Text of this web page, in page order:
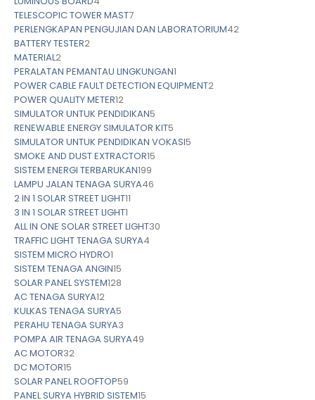
TELESCOPIC TOWER MAST7
PERLENGKAPAN PENGUJIAN DAN LABORATORIUM42
BATTERY TESTER2
MATERIAL2
PERALATAN PEMANTAU LINGKUNGAN1
POWER CABLE FAULT DETECTION EQUIPMENT2
POWER QUALITY METER12
SIMULATOR UNTUK PENDIDIKAN5
RENEWABLE ENERGY SIMULATOR KIT5
SIMULATOR UNTUK PENDIDIKAN VOKASI5
SMOKE AND DUST EXTRACTOR15
SISTEM ENERGI TERBARUKAN199
LAMPU JALAN TENAGA SURYA46
2 IN 1 SOLAR STREET LIGHT11
3 IN 1 SOLAR STREET LIGHT1
ALL IN ONE SOLAR STREET LIGHT30
TRAFFIC LIGHT TENAGA SURYA4
SISTEM MICRO HYDRO1
SISTEM TENAGA ANGIN15
SOLAR PANEL SYSTEM128
AC TENAGA SURYA12
KULKAS TENAGA SURYA5
PERAHU TENAGA SURYA3
POMPA AIR TENAGA SURYA49
AC MOTOR32
DC MOTOR15
SOLAR PANEL ROOFTOP59
PANEL SURYA HYBRID SISTEM15